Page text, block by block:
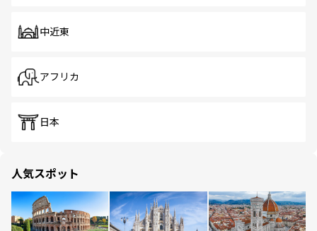
中近東
アフリカ
日本
人気スポット